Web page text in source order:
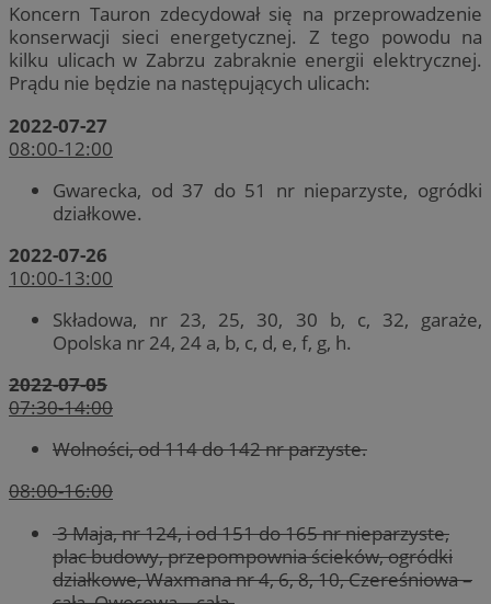
Koncern Tauron zdecydował się na przeprowadzenie
konserwacji sieci energetycznej. Z tego powodu na
kilku ulicach w Zabrzu zabraknie energii elektrycznej.
Prądu nie będzie na następujących ulicach:
2022-07-27
08:00-12:00
Gwarecka, od 37 do 51 nr nieparzyste, ogródki
działkowe.
2022-07-26
10:00-13:00
Składowa, nr 23, 25, 30, 30 b, c, 32, garaże,
Opolska nr 24, 24 a, b, c, d, e, f, g, h.
2022-07-05
07:30-14:00
Wolności, od 114 do 142 nr parzyste.
08:00-16:00
3 Maja, nr 124, i od 151 do 165 nr nieparzyste,
plac budowy, przepompownia ścieków, ogródki
działkowe, Waxmana nr 4, 6, 8, 10, Czereśniowa –